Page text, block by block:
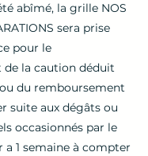
abîmé, la grille NOS
sera prise
pour le
la caution déduit
du remboursement
suite aux dégâts ou
occasionnés par le
a 1 semaine à compter